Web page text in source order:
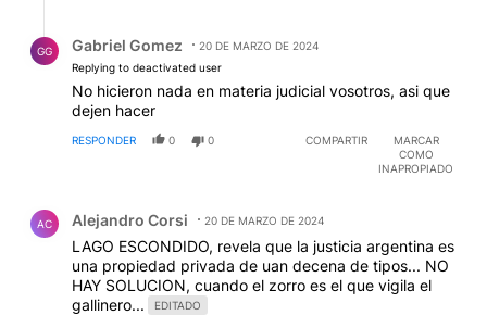
GG Gabriel Gomez
20 DE MARZO DE 2024
Replying to deactivated user
No hicieron nada en materia judicial vosotros, asi que
dejen hacer
RESPONDER 0 0 COMPARTIR
MARCAR
COMO
INAPROPIADO
AC Alejandro Corsi 20 DE MARZO DE 2024
LAGO ESCONDIDO, revela que la justicia argentina es
una propiedad privada de uan decena de tipos... NO
HAY SOLUCION, cuando el zorro es el que vigila el
gallinero...
EDITADO